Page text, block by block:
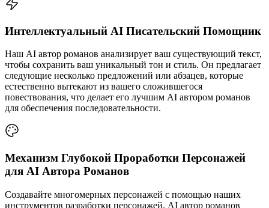
Интеллектуальный AI Писательский Помощник
Наш AI автор романов анализирует ваш существующий текст,
чтобы сохранить ваш уникальный тон и стиль. Он предлагает
следующие несколько предложений или абзацев, которые
естественно вытекают из вашего сложившегося
повествования, что делает его лучшим AI автором романов
для обеспечения последовательности.
Механизм Глубокой Проработки Персонажей
для AI Автора Романов
Создавайте многомерных персонажей с помощью наших
инструментов разработки персонажей. AI автор романов